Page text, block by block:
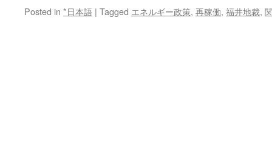
Posted in *日本語 | Tagged エネルギー政策, 再稼働, 福井地裁,